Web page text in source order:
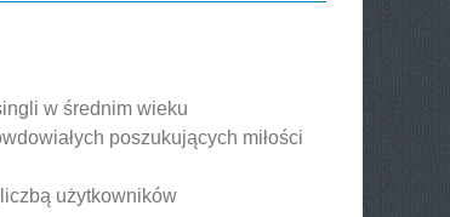
w średnim wieku
poszukujących miłości
użytkowników